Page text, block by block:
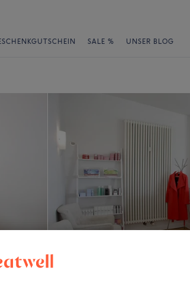
SALE % UNSER BLOG